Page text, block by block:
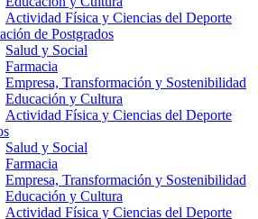
Actividad Física y Ciencias del Deporte
de Postgrados
Salud y Social
Farmacia
Empresa, Transformación y Sostenibilidad
Educación y Cultura
Actividad Física y Ciencias del Deporte
Salud y Social
Farmacia
Empresa, Transformación y Sostenibilidad
Educación y Cultura
Actividad Física y Ciencias del Deporte